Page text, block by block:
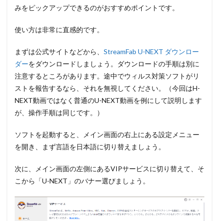
みをピックアップできるのがおすすめポイントです。
使い方は非常に直感的です。
まずは公式サイトなどから、 StreamFab U-NEXT ダウンロー
ダーをダウンロードしましょう。ダウンロードの手順は別に
注意するところがあります。途中でウィルス対策ソフトがリ
ストを報告するなら、それを無視してください。（今回はH-
NEXT動画ではなく普通のU-NEXT動画を例にして説明します
が、操作手順は同じです。）
ソフトを起動すると、メイン画面の右上にある設定メニュー
を開き、まず言語を日本語に切り替えましょう。
次に、メイン画面の左側にあるVIPサービスに切り替えて、そ
こから 「U-NEXT」のバナー選びましょう。